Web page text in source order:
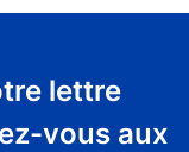
lettre
vous aux